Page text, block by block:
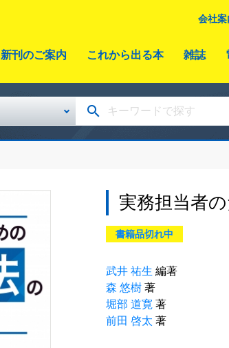
会社案
新刊のご案内 これから出る本 雑誌
実務担当者
書籍品切れ中
武井 祐生 編著
森 悠樹 著
堀部 道寛 著
前田 啓太 著